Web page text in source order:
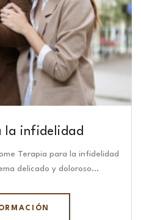
la infidelidad
Terapia para la infidelidad
delicado y doloroso…